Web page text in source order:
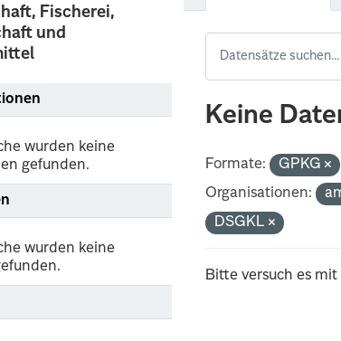
Fischerei,
und
wurden keine
gefunden.
wurden keine
Keine
Formate: GPKG
Organisationen:
DSGKL
Bitte versuch es